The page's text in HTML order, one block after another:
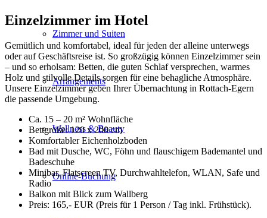
Zimmer und Suiten
Arrangements
Wellness & Beauty
Online-Buchung
Einzelzimmer im Hotel
Gemütlich und komfortabel, ideal für jeden der alleine unterwegs
oder auf Geschäftsreise ist. So großzügig können Einzelzimmer sein
– und so erholsam: Betten, die guten Schlaf versprechen, warmes
Holz und stilvolle Details sorgen für eine behagliche Atmosphäre.
Unsere Einzelzimmer geben Ihrer Übernachtung in Rottach-Egern
die passende Umgebung.
Ca. 15 – 20 m² Wohnfläche
Bettgröße: 120 x 200 cm
Komfortabler Eichenholzboden
Bad mit Dusche, WC, Föhn und flauschigem Bademantel und
Badeschuhe
Minibar, Flatscreen TV, Durchwahltelefon, WLAN, Safe und
Radio
Balkon mit Blick zum Wallberg
Preis: 165,- EUR (Preis für 1 Person / Tag inkl. Frühstück).